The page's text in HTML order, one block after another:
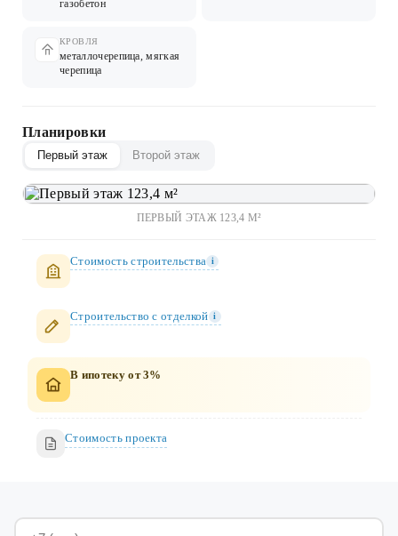
газобетон
КРОВЛЯ
металлочерепица, мягкая
черепица
Планировки
Первый этаж Второй этаж
ПЕРВЫЙ ЭТАЖ 123,4 М²
Стоимость строительства i
Строительство c отделкой i
В ипотеку от 3%
Стоимость проекта